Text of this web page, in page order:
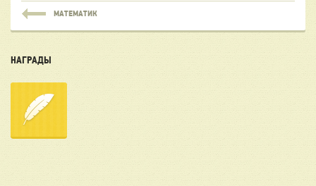
МАТЕМАТИК
НАГРАДЫ